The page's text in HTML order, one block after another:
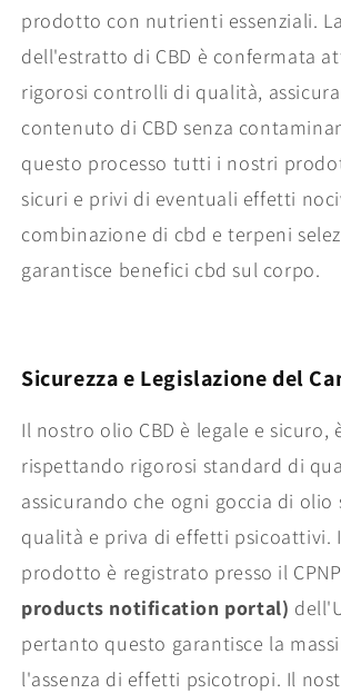
prodotto con nutrienti essenziali.
dell'estratto di CBD è confermata
rigorosi controlli di qualità,
contenuto di CBD senza
questo processo tutti i nostri
sicuri e privi di eventuali effetti
combinazione di cbd e terpeni
garantisce benefici cbd sul corpo.
Sicurezza e Legislazione del
Il nostro olio CBD è legale e sicuro,
rispettando rigorosi standard di
assicurando che ogni goccia di olio
qualità e priva di effetti psicoattivi.
prodotto è registrato presso il
products notification portal)
pertanto questo garantisce la
l'assenza di effetti psicotropi. Il